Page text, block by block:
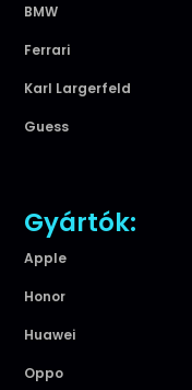
BMW
Ferrari
Karl Largerfeld
Guess
Gyártók:
Apple
Honor
Huawei
Oppo